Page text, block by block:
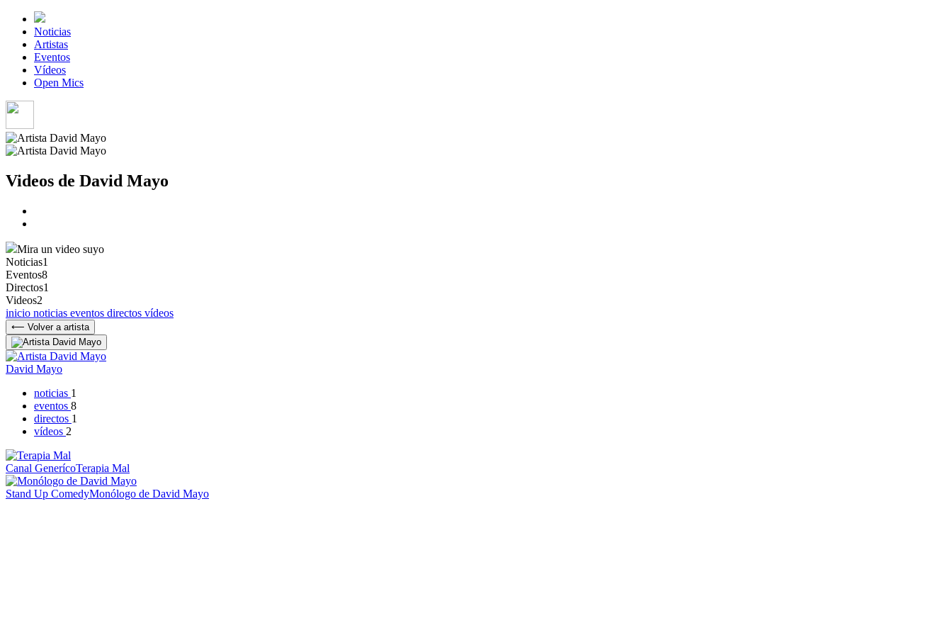
Noticias
Artistas
Eventos
Vídeos
Open Mics
Videos de David Mayo
Mira un video suyo
Noticias1
Eventos8
Directos1
Videos2
inicio noticias eventos directos vídeos
⟵ Volver a artista
David Mayo
noticias 1
eventos 8
directos 1
vídeos 2
Canal GenerícoTerapia Mal
Stand Up ComedyMonólogo de David Mayo